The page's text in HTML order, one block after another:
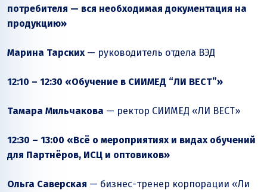
потребителя — вся необходимая документация на
продукцию»
Марина Тарских — руководитель отдела ВЭД
12:10 – 12:30 «Обучение в СИИМЕД “ЛИ ВЕСТ”»
Тамара Мильчакова — ректор СИИМЕД «ЛИ ВЕСТ»
12:30 – 13:00 «Всё о мероприятиях и видах обучений
для Партнёров, ИСЦ и оптовиков»
Ольга Саверская — бизнес-тренер корпорации «Ли